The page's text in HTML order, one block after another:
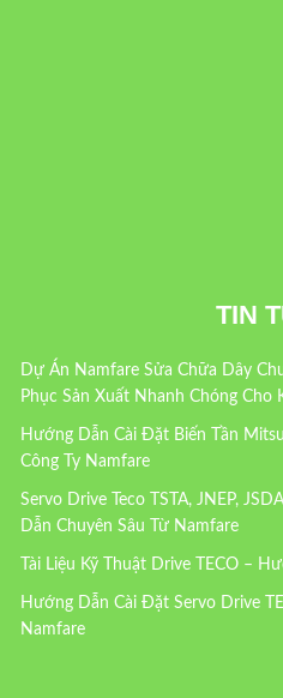
TIN
Dự Án Namfare Sửa Chữa Dây
Phục Sản Xuất Nhanh Chóng Cho
Hướng Dẫn Cài Đặt Biến Tần
Công Ty Namfare
Servo Drive Teco TSTA, JNEP,
Dẫn Chuyên Sâu Từ Namfare
Tài Liệu Kỹ Thuật Drive TECO –
Hướng Dẫn Cài Đặt Servo Drive
Namfare